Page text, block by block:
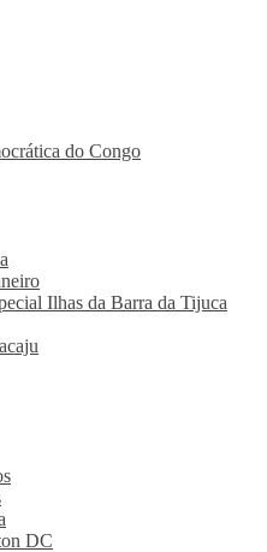
do Congo
Ilhas da Barra da Tijuca
DC